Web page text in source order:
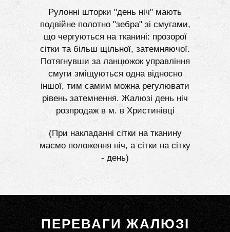
Рулонні шторки "день ніч" мають
подвійне полотно "зебра" зі смугами,
що чергуються на тканині: прозорої
сітки та більш щільної, затемняючої.
Потягнувши за ланцюжок управління
смуги зміщуються одна відносно
іншої, тим самим можна регулювати
рівень затемнення. Жалюзі день ніч
розпродаж в м. в Христинівці
(При накладанні сітки на тканину
маємо положення ніч, а сітки на сітку
- день)
ПЕРЕВАГИ ЖАЛЮЗІ